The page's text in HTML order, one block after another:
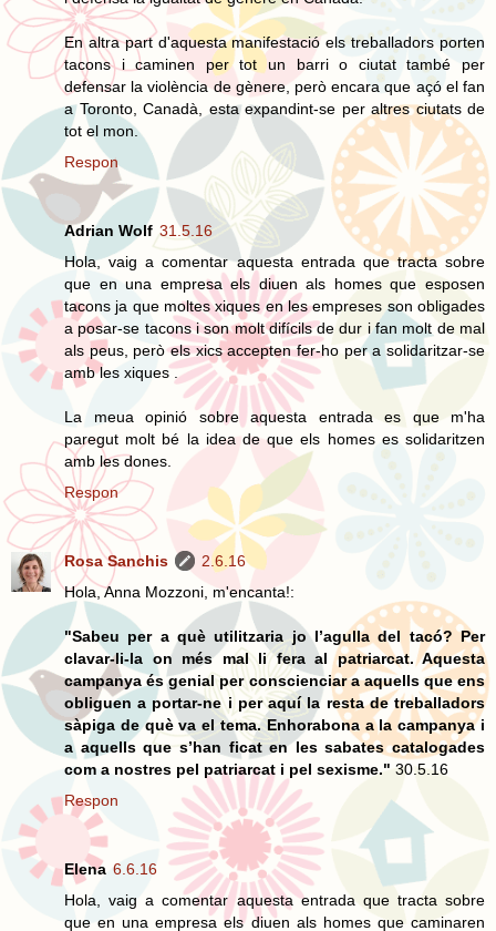
En altra part d'aquesta manifestació els treballadors porten
tacons i caminen per tot un barri o ciutat també per
defensar la violència de gènere, però encara que açó el fan
a Toronto, Canadà, esta expandint-se per altres ciutats de
tot el mon.
Respon
Adrian Wolf 31.5.16
Hola, vaig a comentar aquesta entrada que tracta sobre
que en una empresa els diuen als homes que esposen
tacons ja que moltes xiques en les empreses son obligades
a posar-se tacons i son molt difícils de dur i fan molt de mal
als peus, però els xics accepten fer-ho per a solidaritzar-se
amb les xiques .
La meua opinió sobre aquesta entrada es que m'ha
paregut molt bé la idea de que els homes es solidaritzen
amb les dones.
Respon
Rosa Sanchis
2.6.16
Hola, Anna Mozzoni, m'encanta!:
"Sabeu per a què utilitzaria jo l’agulla del tacó? Per
clavar-li-la on més mal li fera al patriarcat. Aquesta
campanya és genial per conscienciar a aquells que ens
obliguen a portar-ne i per aquí la resta de treballadors
sàpiga de què va el tema. Enhorabona a la campanya i
a aquells que s’han ficat en les sabates catalogades
com a nostres pel patriarcat i pel sexisme." 30.5.16
Respon
Elena 6.6.16
Hola, vaig a comentar aquesta entrada que tracta sobre
que en una empresa els diuen als homes que caminaren